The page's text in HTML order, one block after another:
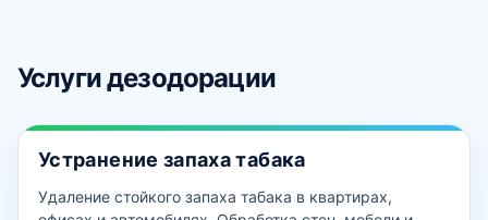
Услуги дезодорации
Устранение запаха табака
Удаление стойкого запаха табака в квартирах,